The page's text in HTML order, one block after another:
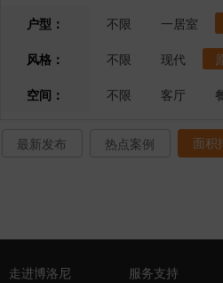
户型： 不限 一居室
风格：
不限 现代
空间：
不限 客厅
最新发布 热点案例 面积
走进博洛尼 服务支持